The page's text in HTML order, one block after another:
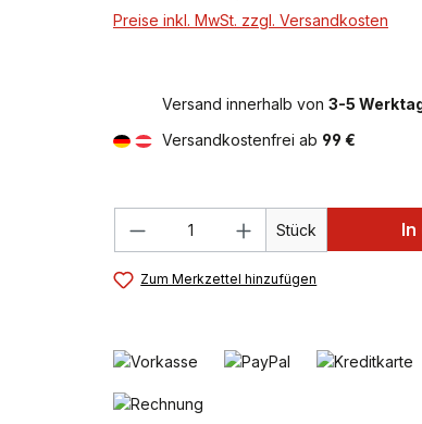
Preise inkl. MwSt. zzgl. Versandkosten
Versand innerhalb von 3-5
Versandkostenfrei ab 99 €
Produkt Anzahl: Gib
Stück In
Zum Merkzettel hinzufügen